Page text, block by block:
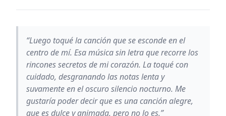
“Luego toqué la canción que se esconde en el
centro de mí. Esa música sin letra que recorre los
rincones secretos de mi corazón. La toqué con
cuidado, desgranando las notas lenta y
suvamente en el oscuro silencio nocturno. Me
gustaría poder decir que es una canción alegre,
que es dulce y animada, pero no lo es.”